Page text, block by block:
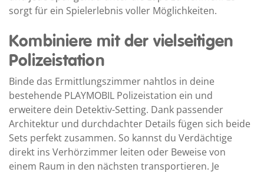
sorgt für ein Spielerlebnis voller Möglichkeiten.
Kombiniere mit der vielseitigen
Polizeistation
Binde das Ermittlungszimmer nahtlos in deine
bestehende PLAYMOBIL Polizeistation ein und
erweitere dein Detektiv-Setting. Dank passender
Architektur und durchdachter Details fügen sich beide
Sets perfekt zusammen. So kannst du Verdächtige
direkt ins Verhörzimmer leiten oder Beweise von
einem Raum in den nächsten transportieren. Je